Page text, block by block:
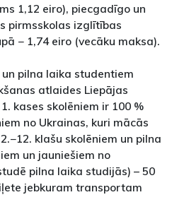
1,12 eiro), piecgadīgo un
pirmsskolas izglītības
− 1,74 eiro (vecāku maksa).
pilna laika studentiem
atlaides Liepājas
kases skolēniem ir 100 %
no Ukrainas, kuri mācās
klašu skolēniem un pilna
un jauniešiem no
pilna laika studijās) – 50
jebkuram transportam